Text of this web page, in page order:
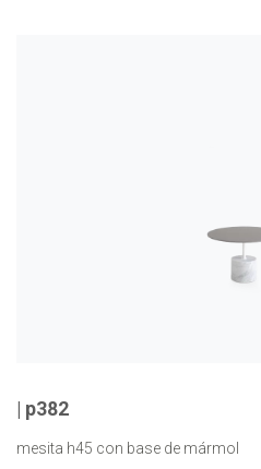
| p382
mesita h45 con base de mármol